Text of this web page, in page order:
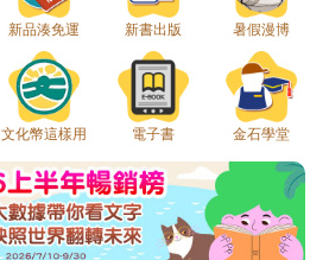
新品湊免運 新書出版 暑假漫博
文化幣這樣用 電子書 金石學堂